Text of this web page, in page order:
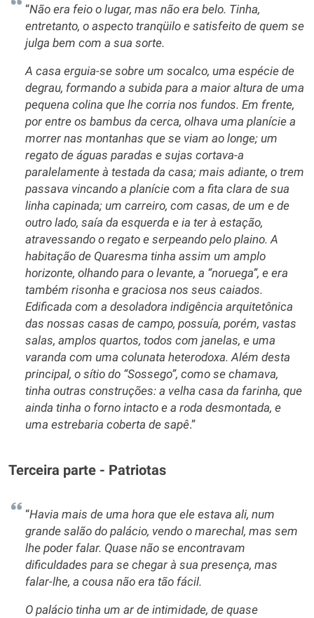
“Não era feio o lugar, mas não era belo. Tinha,
entretanto, o aspecto tranqüilo e satisfeito de quem se
julga bem com a sua sorte.
A casa erguia-se sobre um socalco, uma espécie de
degrau, formando a subida para a maior altura de uma
pequena colina que lhe corria nos fundos. Em frente,
por entre os bambus da cerca, olhava uma planície a
morrer nas montanhas que se viam ao longe; um
regato de águas paradas e sujas cortava-a
paralelamente à testada da casa; mais adiante, o trem
passava vincando a planície com a fita clara de sua
linha capinada; um carreiro, com casas, de um e de
outro lado, saía da esquerda e ia ter à estação,
atravessando o regato e serpeando pelo plaino. A
habitação de Quaresma tinha assim um amplo
horizonte, olhando para o levante, a “noruega”, e era
também risonha e graciosa nos seus caiados.
Edificada com a desoladora indigência arquitetônica
das nossas casas de campo, possuía, porém, vastas
salas, amplos quartos, todos com janelas, e uma
varanda com uma colunata heterodoxa. Além desta
principal, o sítio do “Sossego”, como se chamava,
tinha outras construções: a velha casa da farinha, que
ainda tinha o forno intacto e a roda desmontada, e
uma estrebaria coberta de sapê.”
Terceira parte - Patriotas
“Havia mais de uma hora que ele estava ali, num
grande salão do palácio, vendo o marechal, mas sem
lhe poder falar. Quase não se encontravam
dificuldades para se chegar à sua presença, mas
falar-lhe, a cousa não era tão fácil.
O palácio tinha um ar de intimidade, de quase